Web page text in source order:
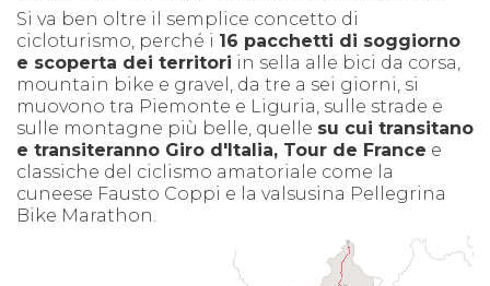
Si va ben oltre il semplice concetto di
cicloturismo, perché i 16 pacchetti di soggiorno
e scoperta dei territori in sella alle bici da corsa,
mountain bike e gravel, da tre a sei giorni, si
muovono tra Piemonte e Liguria, sulle strade e
sulle montagne più belle, quelle su cui transitano
e transiteranno Giro d'Italia, Tour de France e
classiche del ciclismo amatoriale come la
cuneese Fausto Coppi e la valsusina Pellegrina
Bike Marathon.